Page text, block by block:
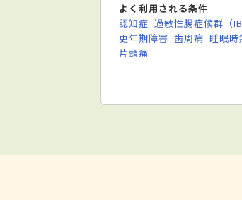
よく利用される条件
認知症 過敏性腸症候群（
更年期障害 歯周病 睡眠時
片頭痛